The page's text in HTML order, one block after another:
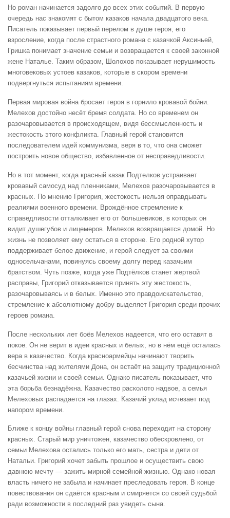
Но роман начинается задолго до всех этих событий. В первую
очередь нас знакомят с бытом казаков начала двадцатого века.
Писатель показывает первый перелом в душе героя, его
взросление, когда после страстного романа с казачкой Аксиньей,
Гришка понимает значение семьи и возвращается к своей законной
жене Наталье. Таким образом, Шолохов показывает нерушимость
многовековых устоев казаков, которые в скором времени
подвергнуться испытаниям времени.
Первая мировая война бросает героя в горнило кровавой бойни.
Мелехов достойно несёт бремя солдата. Но со временем он
разочаровывается в происходящем, видя бессмысленность и
жестокость этого конфликта. Главный герой становится
последователем идей коммунизма, веря в то, что она сможет
построить новое общество, избавленное от несправедливости.
Но в тот момент, когда красный казак Подтелков устраивает
кровавый самосуд над пленниками, Мелехов разочаровывается в
красных. По мнению Григория, жестокость нельзя оправдывать
реалиями военного времени. Врождённое стремление к
справедливости отталкивает его от большевиков, в которых он
видит душегубов и лицемеров. Мелехов возвращается домой. Но
жизнь не позволяет ему остаться в стороне. Его родной хутор
поддерживает белое движение, и герой следует за своими
односельчанами, повинуясь своему долгу перед казачьим
братством. Чуть позже, когда уже Подтёлков станет жертвой
расправы, Григорий отказывается принять эту жестокость,
разочаровываясь и в белых. Именно это правдоискательство,
стремление к абсолютному добру выделяет Григория среди прочих
героев романа.
После нескольких лет боёв Мелехов надеется, что его оставят в
покое. Он не верит в идеи красных и белых, но в нём ещё осталась
вера в казачество. Когда красноармейцы начинают творить
бесчинства над жителями Дона, он встаёт на защиту традиционной
казачьей жизни и своей семьи. Однако писатель показывает, что
эта борьба безнадёжна. Казачество расколото надвое, а семья
Мелеховых распадается на глазах. Казачий уклад исчезает под
напором времени.
Ближе к концу войны главный герой снова переходит на сторону
красных. Старый мир уничтожен, казачество обескровлено, от
семьи Мелехова остались только его мать, сестра и дети от
Натальи. Григорий хочет забыть прошлое и осуществить свою
давнюю мечту — зажить мирной семейной жизнью. Однако новая
власть ничего не забыла и начинает преследовать героя. В конце
повествования он сдаётся красным и смиряется со своей судьбой
ради возможности в последний раз увидеть сына.